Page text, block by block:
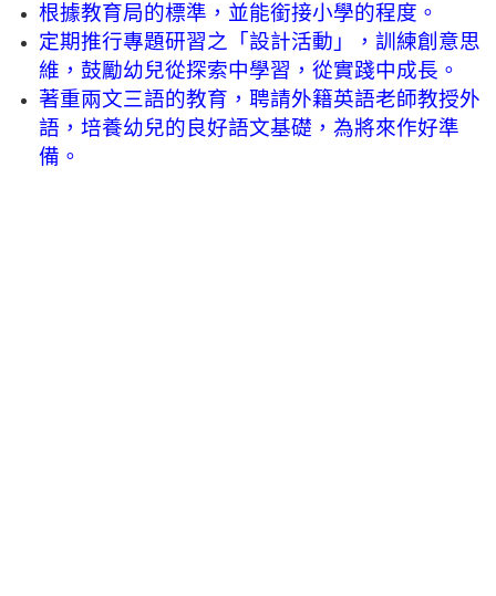
根據教育局的標準，並能銜接小學的程度。
定期推行專題研習之「設計活動」，訓練創意思
維，鼓勵幼兒從探索中學習，從實踐中成長。
著重兩文三語的教育，聘請外籍英語老師教授外
語，培養幼兒的良好語文基礎，為將來作好準
備。